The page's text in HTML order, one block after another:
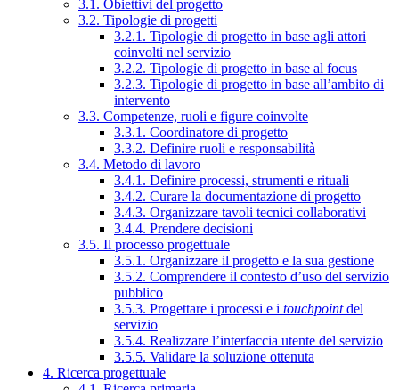
3.1. Obiettivi del progetto
3.2. Tipologie di progetti
3.2.1. Tipologie di progetto in base agli attori
coinvolti nel servizio
3.2.2. Tipologie di progetto in base al focus
3.2.3. Tipologie di progetto in base all’ambito di
intervento
3.3. Competenze, ruoli e figure coinvolte
3.3.1. Coordinatore di progetto
3.3.2. Definire ruoli e responsabilità
3.4. Metodo di lavoro
3.4.1. Definire processi, strumenti e rituali
3.4.2. Curare la documentazione di progetto
3.4.3. Organizzare tavoli tecnici collaborativi
3.4.4. Prendere decisioni
3.5. Il processo progettuale
3.5.1. Organizzare il progetto e la sua gestione
3.5.2. Comprendere il contesto d’uso del servizio
pubblico
3.5.3. Progettare i processi e i touchpointdel
servizio
3.5.4. Realizzare l’interfaccia utente del servizio
3.5.5. Validare la soluzione ottenuta
4. Ricerca progettuale